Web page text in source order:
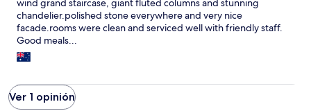
wind grand staircase, giant fluted columns and stunning
chandelier.polished stone everywhere and very nice
facade.rooms were clean and serviced well with friendly staff.
Good meals...
Ver 1 opinión